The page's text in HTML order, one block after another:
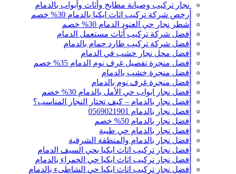
نجار تركيب وصيانة مطابخ وأثاث وأبواب بالدمام
أرخص شركة تركيب اثاث ايكيا بالدمام 30% خصم
أشطر نجار حي العنود الدمام 30% خصم
أفضل شركة تركيب أثاث مستعمل الدمام
أفضل شركة تركيب طارد حمام بالدمام
أفضل محل نجار خشب في الدمام
أفضل منجرة تفصيل غرف نوم الدمام 35% خصم
أفضل منجرة خشب بالدمام
أفضل منجرة غرف نوم بالدمام
أفضل نجار ابواب حي الأمل بالدمام 30% خصم
أفضل نجار بالدمام – كيف تختار النجار المناسب؟
أفضل نجار بالدمام 0569021901
أفضل نجار بالدمام 50% خصم
أفضل نجار بالدمام حي طيبة
أفضل نجار بالدمام والمنطقة الشرقية
أفضل نجار تركيب اثاث ايكيا بحي السيف الدمام
أفضل نجار تركيب اثاث ايكيا حي الحمراء بالدمام
أفضل نجار تركيب اثاث ايكيا حي الشاطىء بالدمام